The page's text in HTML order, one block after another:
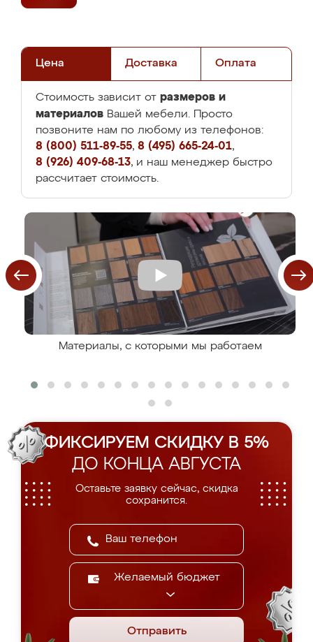
Цена Доставка Оплата
Стоимость зависит от размеров и
материалов Вашей мебели. Просто
позвоните нам по любому из телефонов:
8 (800) 511-89-55, 8 (495) 665-24-01,
8 (926) 409-68-13, и наш менеджер быстро
рассчитает стоимость.
Материалы, с которыми мы работаем
ФИКСИРУЕМ СКИДКУ В 5%
ДО КОНЦА АВГУСТА
Оставьте заявку сейчас, скидка
сохранится.
Желаемый бюджет
Отправить